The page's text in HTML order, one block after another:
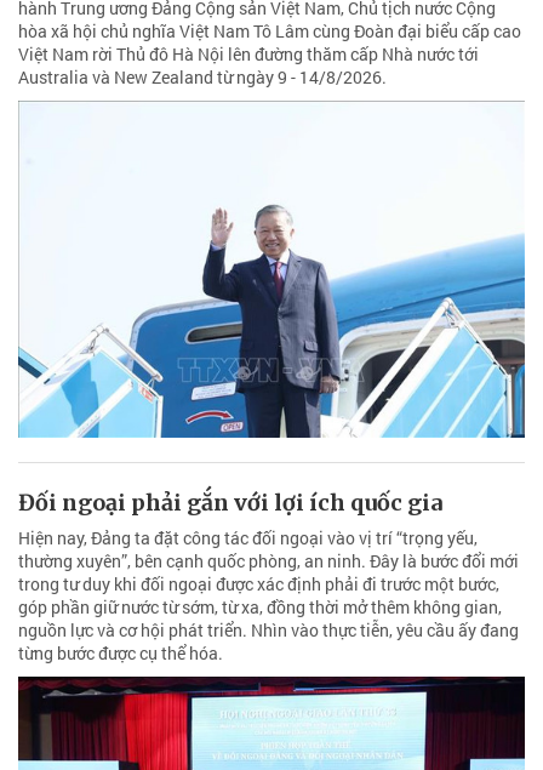
hành Trung ương Đảng Cộng sản Việt Nam, Chủ tịch nước Cộng
hòa xã hội chủ nghĩa Việt Nam Tô Lâm cùng Đoàn đại biểu cấp cao
Việt Nam rời Thủ đô Hà Nội lên đường thăm cấp Nhà nước tới
Australia và New Zealand từ ngày 9 - 14/8/2026.
Đối ngoại phải gắn với lợi ích quốc gia
Hiện nay, Đảng ta đặt công tác đối ngoại vào vị trí “trọng yếu,
thường xuyên”, bên cạnh quốc phòng, an ninh. Đây là bước đổi mới
trong tư duy khi đối ngoại được xác định phải đi trước một bước,
góp phần giữ nước từ sớm, từ xa, đồng thời mở thêm không gian,
nguồn lực và cơ hội phát triển. Nhìn vào thực tiễn, yêu cầu ấy đang
từng bước được cụ thể hóa.